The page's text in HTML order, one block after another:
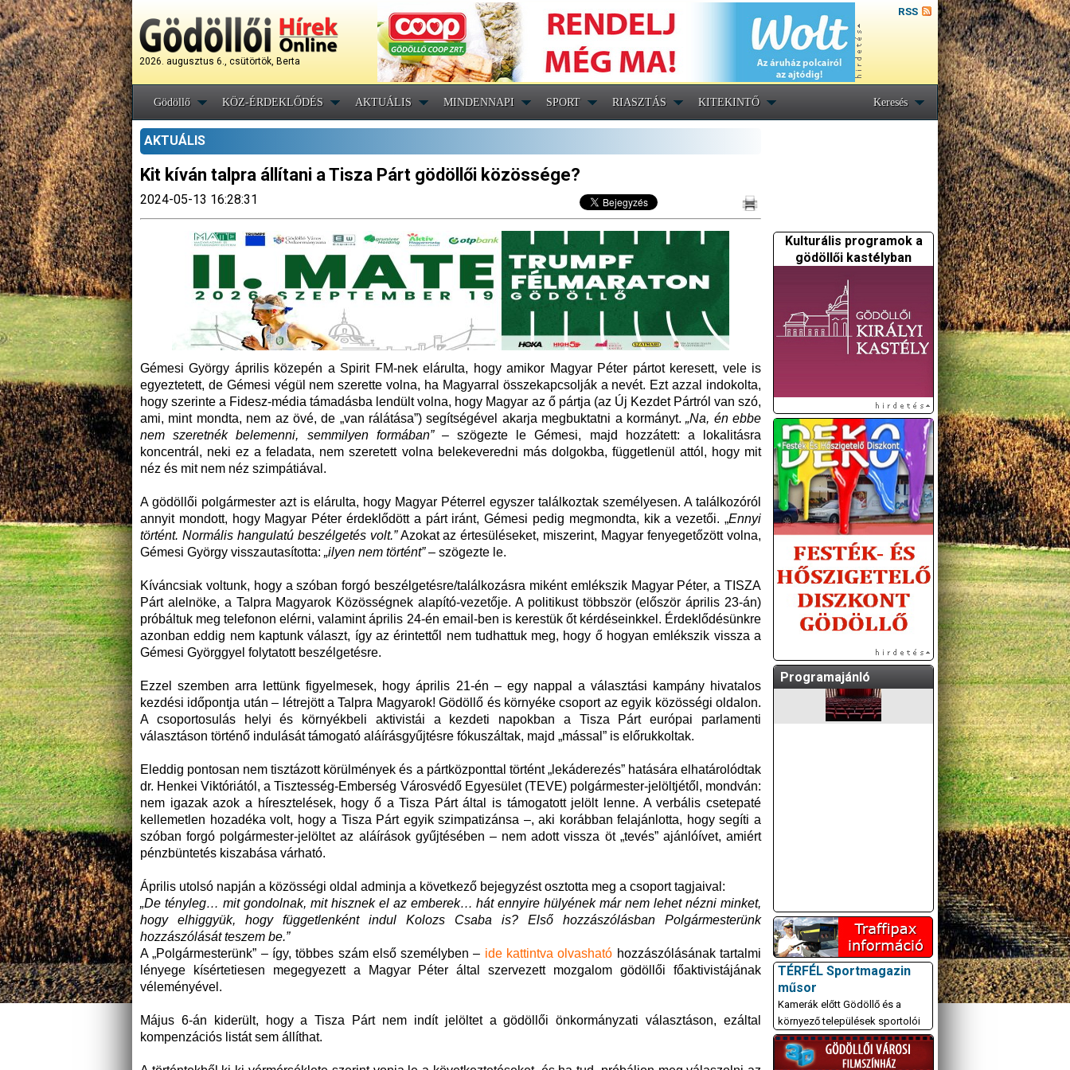
2026. augusztus 6., csütörtök, Berta
RSS
Gödöllő KÖZ-ÉRDEKLŐDÉS AKTUÁLIS MINDENNAPI SPORT RIASZTÁS KITEKINTŐ Keresés
AKTUÁLIS
Kit kíván talpra állítani a Tisza Párt gödöllői közössége?
2024-05-13 16:28:31
Gémesi György április közepén a Spirit FM-nek elárulta, hogy amikor Magyar Péter pártot keresett, vele is
egyeztetett, de Gémesi végül nem szerette volna, ha Magyarral összekapcsolják a nevét. Ezt azzal indokolta,
hogy szerinte a Fidesz-média támadásba lendült volna, hogy Magyar az ő pártja (az Új Kezdet Pártról van szó,
ami, mint mondta, nem az övé, de „van rálátása”) segítségével akarja megbuktatni a kormányt.„Na, én ebbe
nem szeretnék belemenni, semmilyen formában”– szögezte le Gémesi, majd hozzátett: a lokalitásra
koncentrál, neki ez a feladata, nem szeretett volna belekeveredni más dolgokba, függetlenül attól, hogy mit
néz és mit nem néz szimpátiával.
A gödöllői polgármester azt is elárulta, hogy Magyar Péterrel egyszer találkoztak személyesen. A találkozóról
annyit mondott, hogy Magyar Péter érdeklődött a párt iránt, Gémesi pedig megmondta, kik a vezetői. „Ennyi
történt. Normális hangulatú beszélgetés volt.”Azokat az értesüléseket, miszerint, Magyar fenyegetőzött volna,
Gémesi György visszautasította: „ilyen nem történt”– szögezte le.
Kíváncsiak voltunk, hogy a szóban forgó beszélgetésre/találkozásra miként emlékszik Magyar Péter, a TISZA
Párt alelnöke, a Talpra Magyarok Közösségnek alapító-vezetője. A politikust többször (először április 23-án)
próbáltuk meg telefonon elérni, valamint április 24-én email-ben is kerestük őt kérdéseinkkel. Érdeklődésünkre
azonban eddig nem kaptunk választ, így az érintettől nem tudhattuk meg, hogy ő hogyan emlékszik vissza a
Gémesi Györggyel folytatott beszélgetésre.
Ezzel szemben arra lettünk figyelmesek, hogy április 21-én – egy nappal a választási kampány hivatalos
kezdési időpontja után – létrejött a Talpra Magyarok! Gödöllő és környéke csoport az egyik közösségi oldalon.
A csoportosulás helyi és környékbeli aktivistái a kezdeti napokban a Tisza Párt európai parlamenti
választáson történő indulását támogató aláírásgyűjtésre fókuszáltak, majd „mással” is előrukkoltak.
Eleddig pontosan nem tisztázott körülmények és a pártközponttal történt „lekáderezés” hatására elhatárolódtak
dr. Henkei Viktóriától, a Tisztesség-Emberség Városvédő Egyesület (TEVE) polgármester-jelöltjétől, mondván:
nem igazak azok a híresztelések, hogy ő a Tisza Párt által is támogatott jelölt lenne. A verbális csetepaté
kellemetlen hozadéka volt, hogy a Tisza Párt egyik szimpatizánsa –, aki korábban felajánlotta, hogy segíti a
szóban forgó polgármester-jelöltet az aláírások gyűjtésében – nem adott vissza öt „tevés” ajánlóívet, amiért
pénzbüntetés kiszabása várható.
Április utolsó napján a közösségi oldal adminja a következő bejegyzést osztotta meg a csoport tagjaival:
„De tényleg… mit gondolnak, mit hisznek el az emberek… hát ennyire hülyének már nem lehet nézni minket,
hogy elhiggyük, hogy függetlenként indul Kolozs Csaba is? Első hozzászólásban Polgármesterünk
hozzászólását teszem be.”
A „Polgármesterünk” – így, többes szám első személyben – ide kattintva olvasható hozzászólásának tartalmi
lényege kísértetiesen megegyezett a Magyar Péter által szervezett mozgalom gödöllői főaktivistájának
véleményével.
Május 6-án kiderült, hogy a Tisza Párt nem indít jelöltet a gödöllői önkormányzati választáson, ezáltal
kompenzációs listát sem állíthat.
Kulturális programok a
gödöllői kastélyban
Programajánló
A GÖDÖLLŐI ÉS
KÖRNYÉKBELI
KULTURÁLIS- ÉS
SPORTPROGRAMOKAT
KÖZÖSSÉGI
OLDALUNKON TESSZÜK
KÖZZÉ!
TÉRFÉL Sportmagazin
műsor
Kamerák előtt Gödöllő és a
környező települések sportolói